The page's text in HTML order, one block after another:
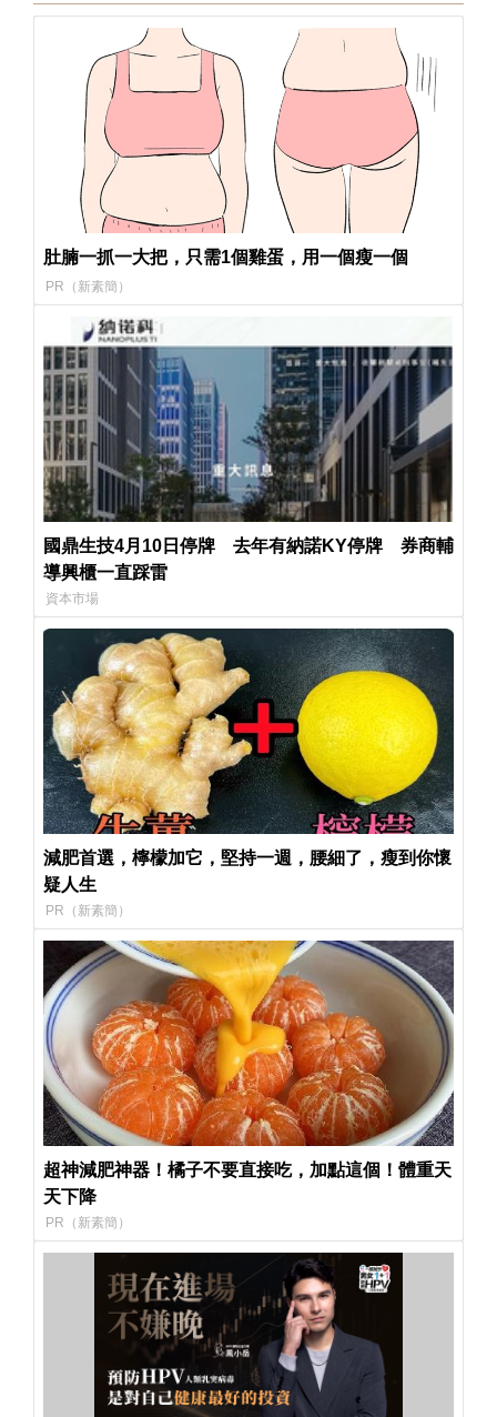
肚腩一抓一大把，只需1個雞蛋，用一個瘦一個
PR（新素簡）
國鼎生技4月10日停牌 去年有納諾KY停牌 券商輔
導興櫃一直踩雷
資本市場
減肥首選，檸檬加它，堅持一週，腰細了，瘦到你懷
疑人生
PR（新素簡）
超神減肥神器！橘子不要直接吃，加點這個！體重天
天下降
PR（新素簡）